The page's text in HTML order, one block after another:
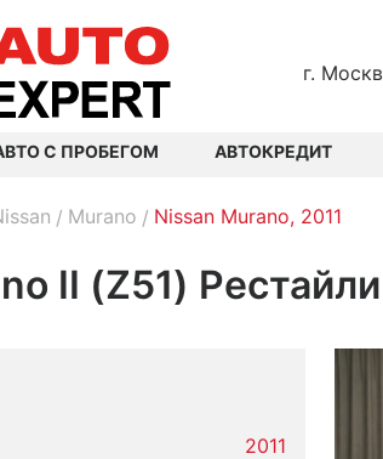
г.
С ПРОБЕГОМ АВТОКРЕДИТ
Murano Nissan Murano, 2011
II (Z51)
2011